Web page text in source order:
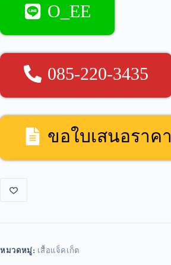
O_EE
085-220-3435
ขอใบเสนอราคา
หมวดหมู่: เสื้อแจ็คเก็ต